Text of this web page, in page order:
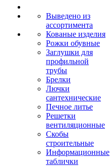
Выведено из
ассортимента
Кованые изделия
Рожки обувные
Заглушки для
профильной
трубы
Брелки
Лючки
сантехнические
Печное литье
Решетки
вентиляционные
Скобы
строительные
Информационные
таблички